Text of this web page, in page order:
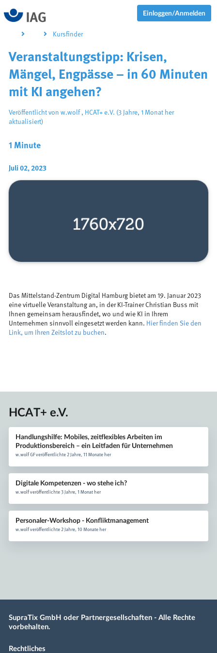
Einloggen/Anmelden
Kursfinder
1 Minute
Juli 02, 2023
Veranstaltungstipp: Krisen,
Mängel, Engpässe – in 60 Minuten
mit KI angehen?
Veröffentlicht von w.wolf, HCAT+ e.V. (3 Jahre, 1 Monat her
aktualisiert)
Das Mittelstand-Zentrum Digital Hamburg bietet am 19. Januar 2023
eine virtuelle Veranstaltung an, in der KI-Trainer Christian Buss mit
Ihnen gemeinsam herausfindet, wo und wie KI in Ihrem
Unternehmen sinnvoll eingesetzt werden kann. Hier finden Sie den
Link, um Ihren Zeitslot zu buchen.
HCAT+ e.V.
Handlungshilfe: Mobiles, zeitflexibles Arbeiten im
Produktionsbereich – ein Leitfaden für Unternehmen
w.wolf GF veröffentlichte 2 Jahre, 11 Monate her
Digitale Kompetenzen - wo stehe ich?
w.wolf veröffentlichte 3 Jahre, 1 Monat her
Personaler-Workshop - Konfliktmanagement
w.wolf veröffentlichte 2 Jahre, 10 Monate her
SupraTix GmbH oder Partnergesellschaften - Alle Rechte
vorbehalten.
Rechtliches